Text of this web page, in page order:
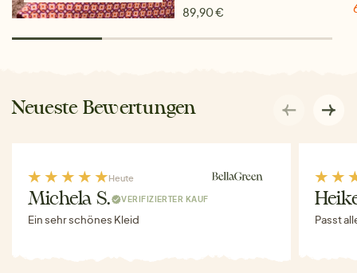
89,90 €
Neueste Bewertungen
Heute
Michela S. VERIFIZIERTER KAUF
Ein sehr schönes Kleid Passt